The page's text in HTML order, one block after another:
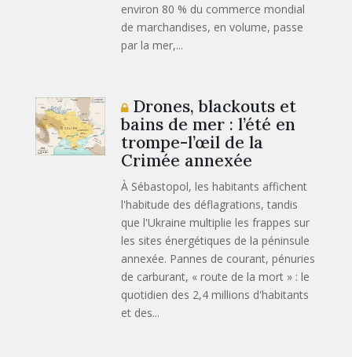
environ 80 % du commerce mondial
de marchandises, en volume, passe
par la mer,...
Drones, blackouts et
bains de mer : l’été en
trompe-l’œil de la
Crimée annexée
À Sébastopol, les habitants affichent
l'habitude des déflagrations, tandis
que l'Ukraine multiplie les frappes sur
les sites énergétiques de la péninsule
annexée. Pannes de courant, pénuries
de carburant, « route de la mort » : le
quotidien des 2,4 millions d'habitants
et des...